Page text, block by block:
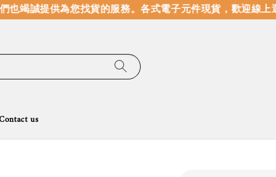
竭誠提供為您找貨的服務。各式電子元件現貨，歡迎線上
us